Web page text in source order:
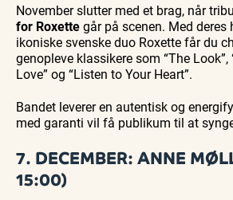
November slutter med et brag, når
for Roxettegår på scenen. Med deres
ikoniske svenske duo Roxette får du
genopleve klassikere som “The Look”,
Love” og “Listen to Your Heart”.
Bandet leverer en autentisk og
med garanti vil få publikum til at
7. DECEMBER: ANNE
15:00)